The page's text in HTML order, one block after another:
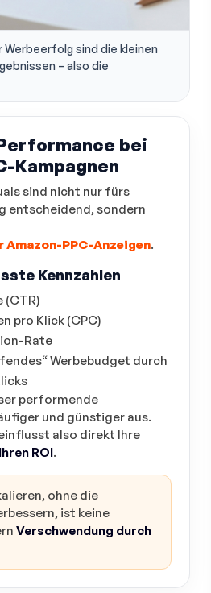
sind die kleinen
– also die
bei
Kampagnen
sind nicht nur fürs
entscheidend, sondern
Amazon-PPC-Anzeigen.
Kennzahlen
(CTR)
pro Klick (CPC)
Rate
Werbebudget durch
performende
und günstiger aus.
also direkt Ihre
ROI.
ohne die
ist keine
Verschwendung durch